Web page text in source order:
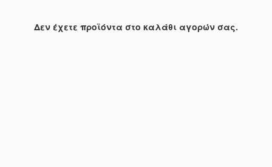
Δεν έχετε προϊόντα στο καλάθι αγορών σας.